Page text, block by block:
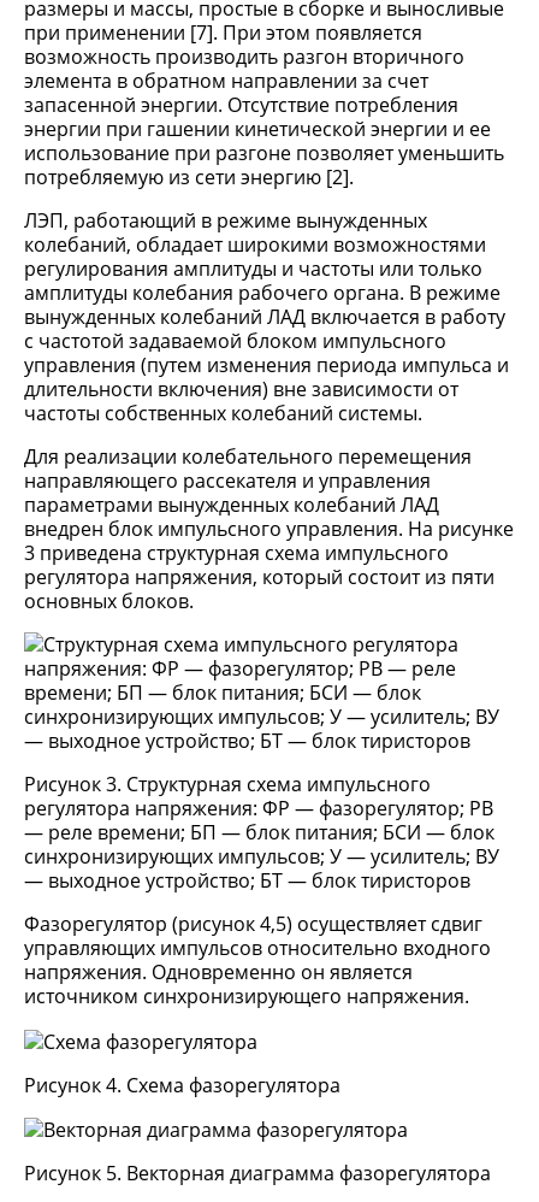
размеры и массы, простые в сборке и выносливые
при применении [7]. При этом появляется
возможность производить разгон вторичного
элемента в обратном направлении за счет
запасенной энергии. Отсутствие потребления
энергии при гашении кинетической энергии и ее
использование при разгоне позволяет уменьшить
потребляемую из сети энергию [2].
ЛЭП, работающий в режиме вынужденных
колебаний, обладает широкими возможностями
регулирования амплитуды и частоты или только
амплитуды колебания рабочего органа. В режиме
вынужденных колебаний ЛАД включается в работу
с частотой задаваемой блоком импульсного
управления (путем изменения периода импульса и
длительности включения) вне зависимости от
частоты собственных колебаний системы.
Для реализации колебательного перемещения
направляющего рассекателя и управления
параметрами вынужденных колебаний ЛАД
внедрен блок импульсного управления. На рисунке
3 приведена структурная схема импульсного
регулятора напряжения, который состоит из пяти
основных блоков.
Рисунок 3. Структурная схема импульсного
регулятора напряжения: ФР — фазорегулятор; РВ
— реле времени; БП — блок питания; БСИ — блок
синхронизирующих импульсов; У — усилитель; ВУ
— выходное устройство; БТ — блок тиристоров
Фазорегулятор (рисунок 4,5) осуществляет сдвиг
управляющих импульсов относительно входного
напряжения. Одновременно он является
источником синхронизирующего напряжения.
Рисунок 4. Схема фазорегулятора
Рисунок 5. Векторная диаграмма фазорегулятора